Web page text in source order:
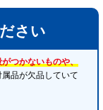
さい
つかないものや、
品が欠品していて